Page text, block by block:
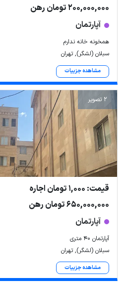
200,000,000 تومان رهن
آپارتمان
همخونه خانه ندارم
سبلان (لشگر), تهران
مشاهده جزییات
2 تصویر
قیمت: 1,000 تومان اجاره
650,000,000 تومان رهن
آپارتمان
آپارتمان ۴۰ متری
سبلان (لشگر), تهران
مشاهده جزییات